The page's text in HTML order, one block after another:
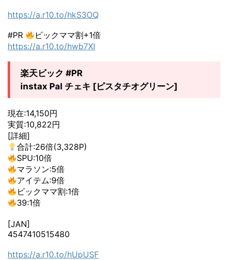
https://a.r10.to/hkS3OQ
#PR
ビックママ割+1倍
https://a.r10.to/hwb7XI
楽天ビック #PR
instax Pal チェキ [ピスタチオグリーン]
現在:14,150円
実質:10,822円
[詳細]
合計:26倍(3,328P)
SPU:10倍
マラソン:5倍
アイテム:9倍
ビックママ割:1倍
39:1倍
[JAN]
4547410515480
https://a.r10.to/hUpUSF